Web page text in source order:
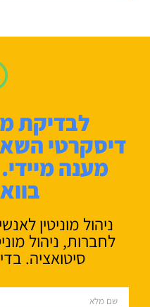
לבדיקת
דיסקרטי
מענה
ניהול מוניטין
לחברות, ניהול
סיטואציה.